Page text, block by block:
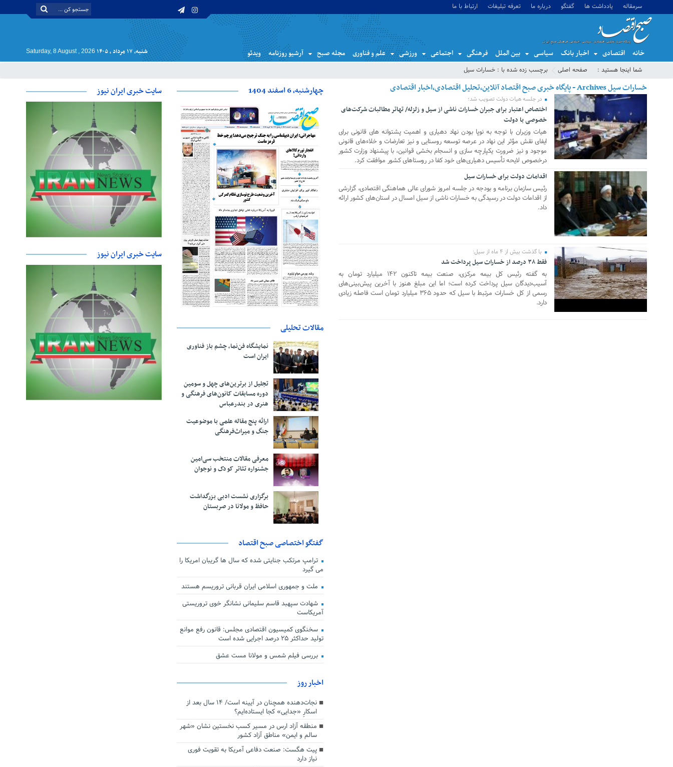
سرمقاله یادداشت ها گفتگو درباره ما تعرفه تبلیغات ارتباط با ما
خانه اقتصادی اخبار بانک سیاسی بین الملل فرهنگی اجتماعی ورزشی علم و فناوری مجله صبح آرشیو روزنامه ویدئو شنبه, ۱۷ مرداد , ۱۴۰۵ Saturday, 8 August , 2026
شما اینجا هستید : صفحه اصلی برچسب زده شده با : خسارات سیل
خسارات سیل Archives - پایگاه خبری صبح اقتصاد آنلاین،تحلیل اقتصادی،اخبار اقتصادی
در جلسه هیات دولت تصویب شد؛
اختصاص اعتبار برای جبران خسارات ناشی از سیل و زلزله/ تهاتر مطالبات شرکت‌های
خصوصی با دولت
هیات وزیران با توجه به نوپا بودن نهاد دهیاری و اهمیت پشتوانه های قانونی برای
ایفای نقش مؤثر این نهاد در عرصه توسعه روستایی و نیز تعارضات و خلاء‌های قانونی
موجود و نیز ضرورت یکپارچه سازی و انسجام بخشی قوانین، با پیشنهاد وزارت کشور
درخصوص لایحه تأسیس دهیاری‌های خود کفا در روستاهای کشور موافقت کرد.
25 ژانویه 2020
اقدامات دولت برای خسارات سیل
رئیس سازمان برنامه و بودجه در جلسه امروز شورای عالی هماهنگی اقتصادی، گزارشی
از اقدامات دولت در رسیدگی به خسارات ناشی از سیل امسال در استان‌های کشور ارائه
داد.
با گذشت بیش از ۴ ماه از سیل:
فقط ۳۸ درصد از خسارات سیل پرداخت شد
به گفته رئیس کل بیمه مرکزی، صنعت بیمه تاکنون ۱۴۲ میلیارد تومان به
آسیب‌دیدگان سیل پرداخت کرده است؛ اما این مبلغ هنوز با آخرین پیش‌بینی‌های
رسمی از کل خسارات مرتبط با سیل که حدود ۳۶۵ میلیارد تومان است فاصله زیادی
دارد.
چهارشنبه، 6 اسفند 1404
مقالات تحلیلی
نمایشگاه فن‌نما، چشم باز فناوری
ایران است
تجلیل از بر‌ترین‌های چهل و سومین
دوره مسابقات کانون‌های فرهنگی و
هنری در بندرعباس
ارائه پنج مقاله علمی با موضوعیت
جنگ و میراث‌فرهنگی
معرفی مقالات منتخب سی‌امین
جشنواره تئاتر کودک و نوجوان
برگزاری نشست ادبی بزرگداشت
حافظ و مولانا در صربستان
گفتگو اختصاصی صبح اقتصاد
ترامپ مرتکب جنایتی شده که سال ها گریبان امریکا را
می گیرد
ملت و جمهوری اسلامی ایران قربانی تروریسم هستند
شهادت سپهبد قاسم سلیمانی نشانگر خوی تروریستی
آمریکاست
سخنگوی کمیسیون اقتصادی مجلس: قانون رفع موانع
تولید حداکثر ۲۵ درصد اجرایی شده است
بررسی فیلم شمس و مولانا مست عشق
اخبار روز
نجات‌دهنده‌ همچنان در آیینه است/ ۱۴ سال بعد از
اسکارِ «جدایی» کجا ایستاده‌ایم؟
منطقه آزاد ارس در مسیر کسب نخستین نشان «شهر
سالم و ایمن» مناطق آزاد کشور
پیت هگست: صنعت دفاعی آمریکا به تقویت فوری
نیاز دارد
سایت خبری ایران نیوز
سایت خبری ایران نیوز